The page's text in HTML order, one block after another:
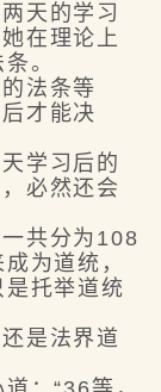
天的学习
在理论上
。
法条等
才能决
学习后的
必然还会
共分为108
为道统，
托举道统
是法界道